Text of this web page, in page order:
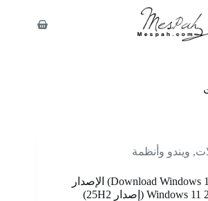
عربة
, ويندو وأنظمة
تنزيل ويندوز 11 (Download Windows 11) الإصدار